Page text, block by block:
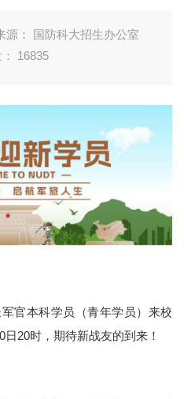
源： 国防科大招生办公室
16835
官本科学员（青年学员）来校
20时，期待新战友的到来！